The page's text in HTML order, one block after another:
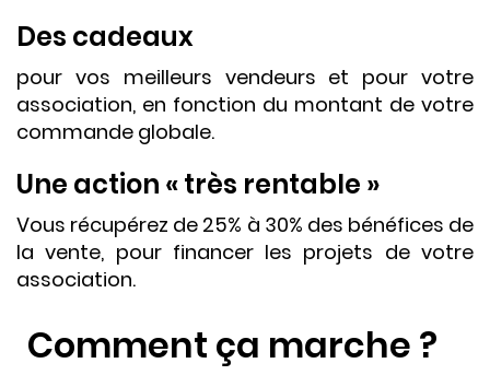
Des cadeaux
pour vos meilleurs vendeurs et pour votre
association, en fonction du montant de votre
commande globale.
Une action « très rentable »
Vous récupérez de 25% à 30% des bénéfices de
la vente, pour financer les projets de votre
association.
Comment ça marche ?